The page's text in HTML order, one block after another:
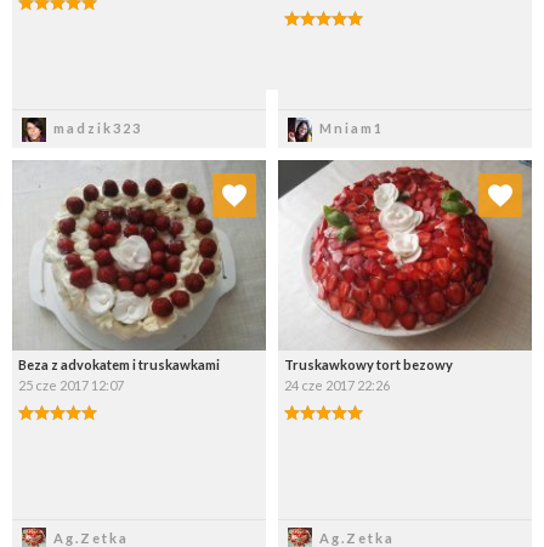
madzik323 Mniam1
Beza z advokatem i truskawkami
25 cze 2017 12:07
Ag.Zetka
Dodaj do ulubionych
Wybierz listę:
Truskawkowy tort bezowy
24 cze 2017 22:26
Ag.Zetka
Dodaj do ulubionych
Wybierz listę: